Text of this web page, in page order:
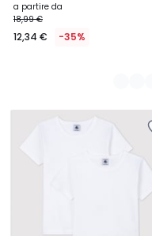
a partire da
18,99 €
12,34 € -35%